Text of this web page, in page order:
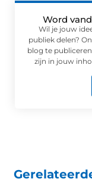
Word
Wil je jouw
publiek delen?
blog te
zijn in jouw